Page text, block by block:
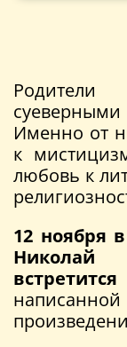
Именно от
к
любовь к
12 ноября